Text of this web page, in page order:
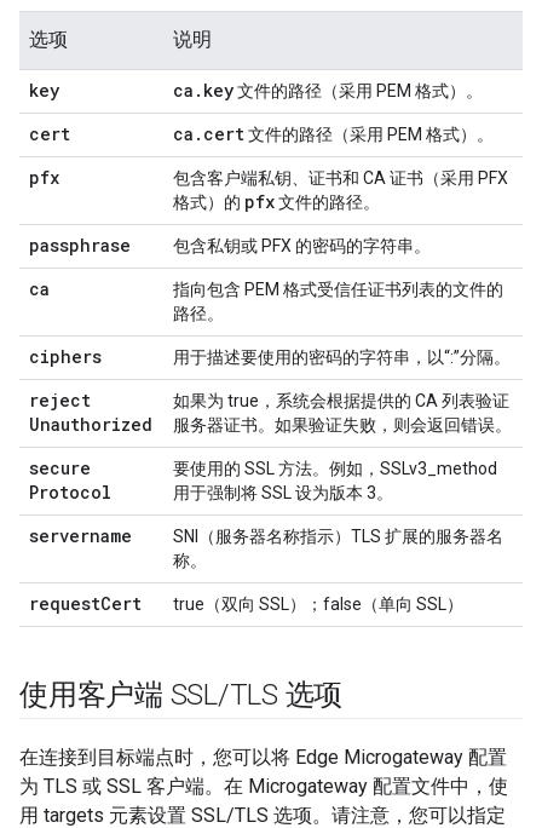
选项 说明
key ca . key文件的路径（采用 PEM 格式）。
cert ca . cert文件的路径（采用 PEM 格式）。
pfx
包含客户端私钥、证书和 CA 证书（采用 PFX
格式）的 pfx文件的路径。
passphrase 包含私钥或 PFX 的密码的字符串。
ca
指向包含 PEM 格式受信任证书列表的文件的
路径。
ciphers 用于描述要使用的密码的字符串，以“:”分隔。
reject
Unauthorized
如果为 true，系统会根据提供的 CA 列表验证
服务器证书。如果验证失败，则会返回错误。
secure
Protocol
要使用的 SSL 方法。例如，SSLv3_method
用于强制将 SSL 设为版本 3。
servername
SNI（服务器名称指示）TLS 扩展的服务器名
称。
requestCert true（双向 SSL）；false（单向 SSL）
使用客户端 SSL/TLS 选项
在连接到目标端点时，您可以将 Edge Microgateway 配置
为 TLS 或 SSL 客户端。在 Microgateway 配置文件中，使
用 targets 元素设置 SSL/TLS 选项。请注意，您可以指定